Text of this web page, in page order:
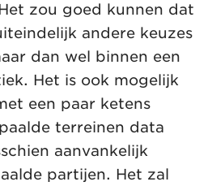
zou goed kunnen dat
andere keuzes
dan wel binnen een
Het is ook mogelijk
een paar ketens
terreinen data
aanvankelijk
partijen. Het zal